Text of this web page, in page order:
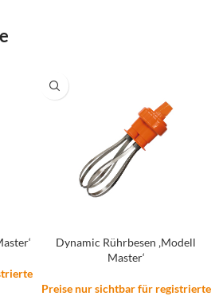
Dynamic Rührbesen ‚Modell
Master‘
Preise nur sichtbar für registrierte